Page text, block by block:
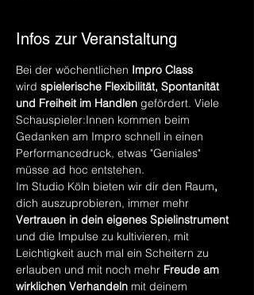
Infos zur Veranstaltung
Bei der wöchentlichen Impro Class
wird spielerische Flexibilität, Spontanität
und Freiheit im Handlen gefördert. Viele
Schauspieler:Innen kommen beim
Gedanken am Impro schnell in einen
Performancedruck, etwas "Geniales"
müsse ad hoc entstehen.
Im Studio Köln bieten wir dir den Raum,
dich auszuprobieren, immer mehr
Vertrauen in dein eigenes Spielinstrument
und die Impulse zu kultivieren, mit
Leichtigkeit auch mal ein Scheitern zu
erlauben und mit noch mehr Freude am
wirklichen Verhandeln mit deinem